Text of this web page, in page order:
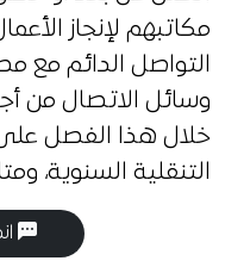
مكاتبهم لإنجاز
التواصل الدائم مع
وسائل الاتصال من
خلال هذا الفصل على
التنقلية السنوية،